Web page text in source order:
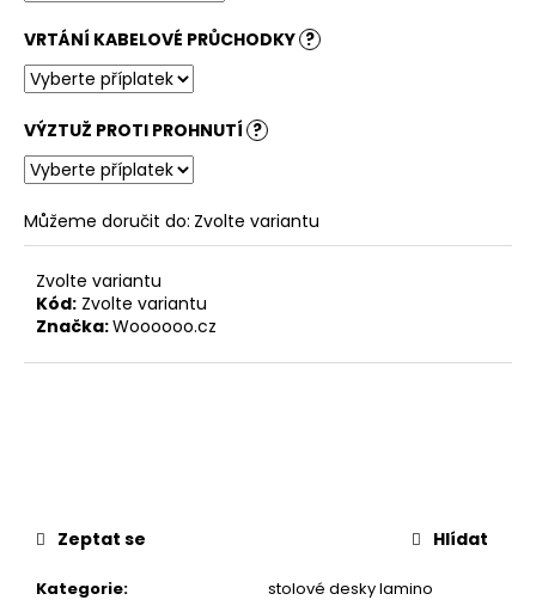
VRTÁNÍ KABELOVÉ PRŮCHODKY ?
VÝZTUŽ PROTI PROHNUTÍ ?
Můžeme doručit do: Zvolte variantu
Zvolte variantu
Kód: Zvolte variantu
Značka:Woooooo.cz
Kategorie:
stolové desky lamino
Zeptat se Hlídat